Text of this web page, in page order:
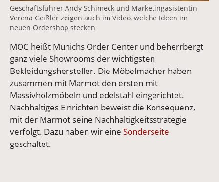
Geschäftsführer Andy Schimeck und Marketingasistentin
Verena Geißler zeigen auch im Video, welche Ideen im
neuen Ordershop stecken
MOC heißt Munichs Order Center und beherrbergt
ganz viele Showrooms der wichtigsten
Bekleidungshersteller. Die Möbelmacher haben
zusammen mit Marmot den ersten mit
Massivholzmöbeln und edelstahl eingerichtet.
Nachhaltiges Einrichten beweist die Konsequenz,
mit der Marmot seine Nachhaltigkeitsstrategie
verfolgt. Dazu haben wir eine Sonderseite
geschaltet.